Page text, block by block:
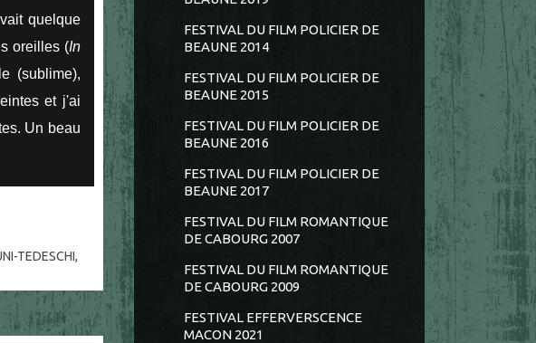
quelque
oreilles (In
(sublime),
et j'ai
Un beau
TEDESCHI,
FESTIVAL DU FILM POLICIER DE
BEAUNE 2014
FESTIVAL DU FILM POLICIER DE
BEAUNE 2015
FESTIVAL DU FILM POLICIER DE
BEAUNE 2016
FESTIVAL DU FILM POLICIER DE
BEAUNE 2017
FESTIVAL DU FILM ROMANTIQUE
DE CABOURG 2007
FESTIVAL DU FILM ROMANTIQUE
DE CABOURG 2009
FESTIVAL EFFERVERSCENCE
MACON 2021